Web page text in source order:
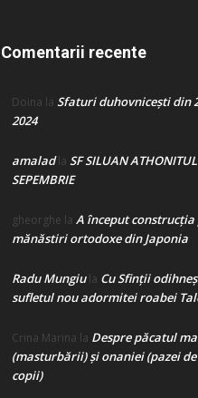
Comentarii recente
Doina la Sfaturi duhovnicești din
2024
amaladla SF SILUAN
SEPEMBRIE
gheorghe la A început
mănăstiri ortodoxe din Japonia
Radu Mungiula Cu Sfinții
sufletul nou adormitei roabei
Crina Marina la Despre păcatul
(masturbării) şi onaniei (pazei
copii)